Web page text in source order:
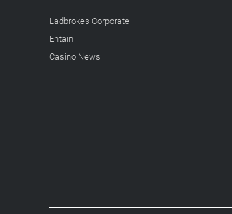
Ladbrokes Corporate
Entain
Casino News